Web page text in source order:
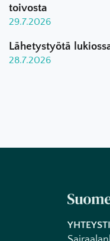
toivosta
29.7.2026
Lähetystyötä
28.7.2026